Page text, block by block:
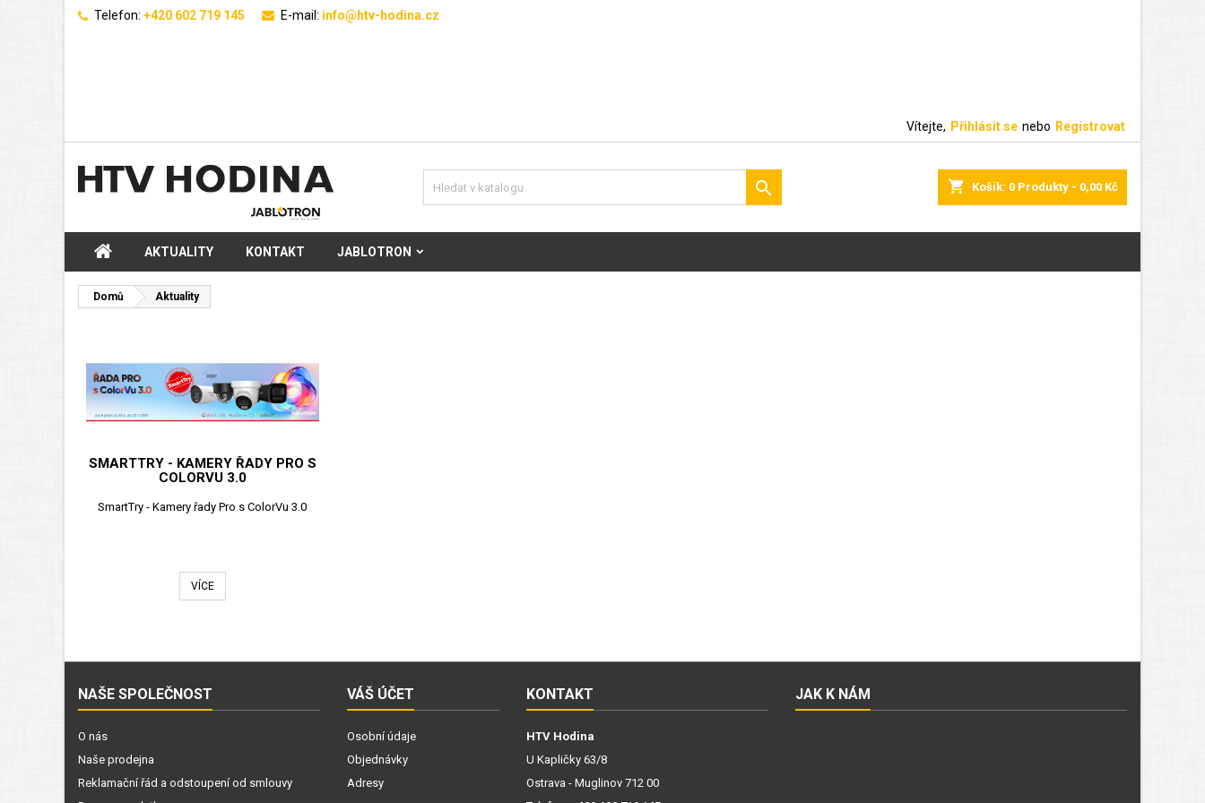
Telefon: +420 602 719 145 E-mail: info@htv-hodina.cz
Vítejte, Přihlásit se nebo Registrovat
shopping_cart Košík: 0 Produkty - 0,00 Kč

AKTUALITY KONTAKT JABLOTRON
Domů Aktuality
SMARTTRY - KAMERY ŘADY PRO S
COLORVU 3.0
SmartTry - Kamery řady Pro s ColorVu 3.0
VÍCE
NAŠE SPOLEČNOST
O nás
Naše prodejna
Reklamační řád a odstoupení od smlouvy
VÁŠ ÚČET
Osobní údaje
Objednávky
Adresy
KONTAKT
HTV Hodina
U Kapličky 63/8
Ostrava - Muglinov 712 00
JAK K NÁM